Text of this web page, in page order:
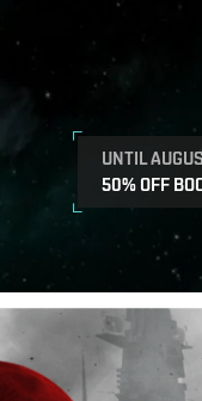
UNTIL
50% OFF